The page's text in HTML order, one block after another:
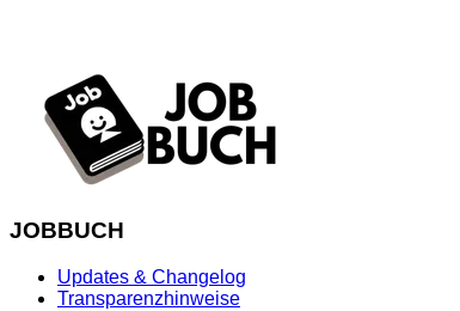
JOBBUCH
Updates & Changelog
Transparenzhinweise